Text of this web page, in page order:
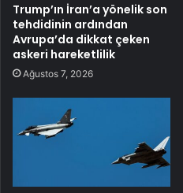
Trump’ın İran’a yönelik son
tehdidinin ardından
Avrupa’da dikkat çeken
askeri hareketlilik
Ağustos 7, 2026